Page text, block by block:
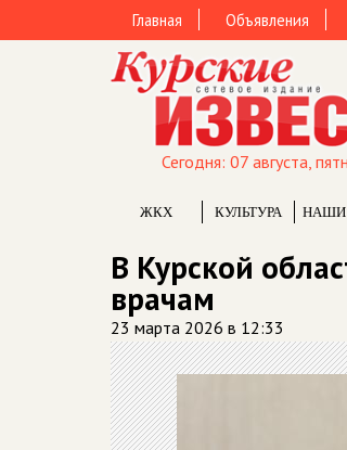
Главная Объявления
Сегодня: 07 августа,
ЖКХ КУЛЬТУРА НАШИ
В Курской
врачам
23 марта 2026 в 12:33